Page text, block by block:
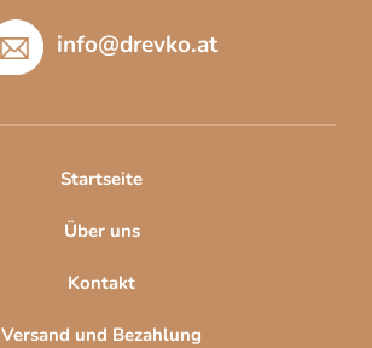
info@drevko.at
Startseite
Über uns
Kontakt
Versand und Bezahlung